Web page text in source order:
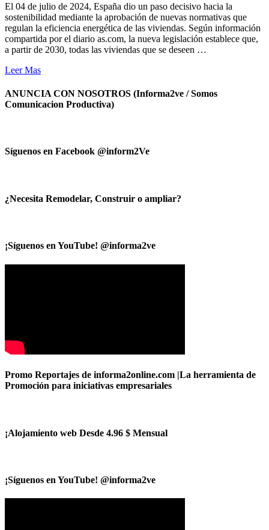
El 04 de julio de 2024, España dio un paso decisivo hacia la
sostenibilidad mediante la aprobación de nuevas normativas que
regulan la eficiencia energética de las viviendas. Según información
compartida por el diario as.com, la nueva legislación establece que,
a partir de 2030, todas las viviendas que se deseen …
Leer Mas
ANUNCIA CON NOSOTROS (Informa2ve / Somos
Comunicacion Productiva)
Síguenos en Facebook @inform2Ve
¿Necesita Remodelar, Construir o ampliar?
¡Síguenos en YouTube! @informa2ve
Promo Reportajes de informa2online.com |La herramienta de
Promoción para iniciativas empresariales
¡Alojamiento web Desde 4.96 $ Mensual
¡Síguenos en YouTube! @informa2ve